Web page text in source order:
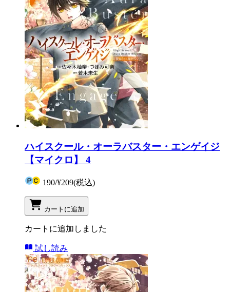
ハイスクール・オーラバスター・エンゲイジ
【マイクロ】 4
190/¥209(税込)
カートに追加
カートに追加しました
試し読み